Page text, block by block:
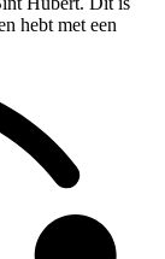
hebt met een